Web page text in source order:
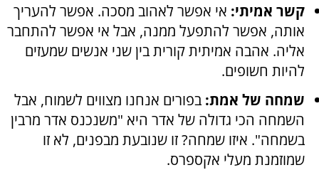
קשר אמיתי: אי אפשר לאהוב מסכה. אפשר להעריך
אותה, אפשר להתפעל ממנה, אבל אי אפשר להתחבר
אליה. אהבה אמיתית קורית בין שני אנשים שמעזים
להיות חשופים.
שמחה של אמת: בפורים אנחנו מצווים לשמוח, אבל
השמחה הכי גדולה של אדר היא "משנכנס אדר מרבין
בשמחה". איזו שמחה? זו שנובעת מבפנים, לא זו
שמוזמנת מעלי אקספרס.